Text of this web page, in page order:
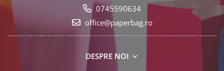
0745590634
office@paperbag.ro
DESPRE NOI